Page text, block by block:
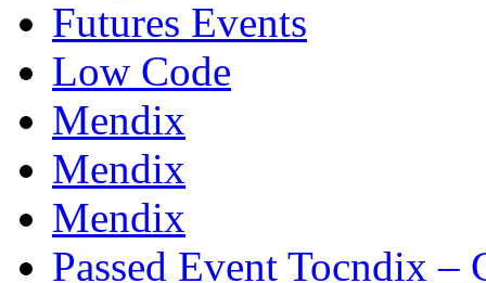
Futures Events
Low Code
Mendix
Mendix
Mendix
Passed Event Tocndix –